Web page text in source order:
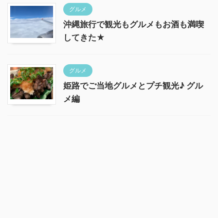
グルメ
沖縄旅行で観光もグルメもお酒も満喫
してきた★
グルメ
姫路でご当地グルメとプチ観光♪ グル
メ編